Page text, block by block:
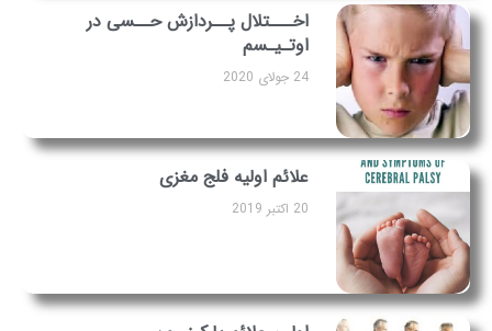
اخـــتلال پــردازش حــسی در
اوتـیـسم
24 جولای 2020
علائم اولیه فلج مغزی
20 اکتبر 2019